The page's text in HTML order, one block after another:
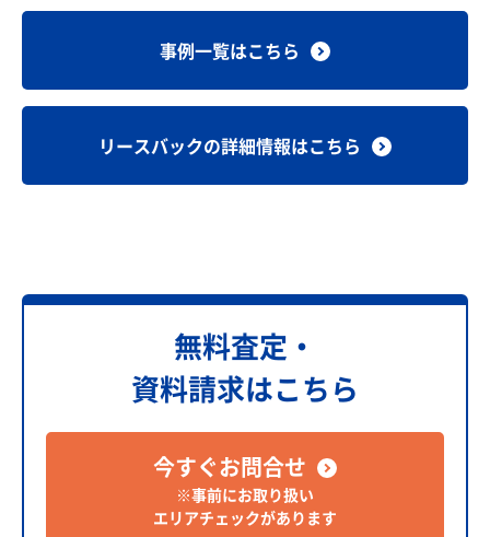
事例一覧はこちら
リースバックの詳細情報はこちら
無料査定・
資料請求はこちら
今すぐお問合せ
※事前にお取り扱い
エリアチェックがあります